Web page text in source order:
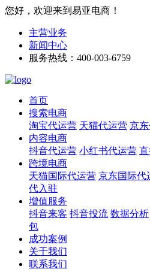
您好，欢迎来到易亚电商！
主营业务
新闻中心
服务热线：400-003-6759
首页
搜索电商
淘宝代运营 天猫代运营 京
内容电商
抖音代运营 小红书代运营
跨境电商
天猫国际代运营 京东国际代
代入驻
增值服务
抖音来客 抖音投流 数据分析
包
成功案例
关于我们
联系我们